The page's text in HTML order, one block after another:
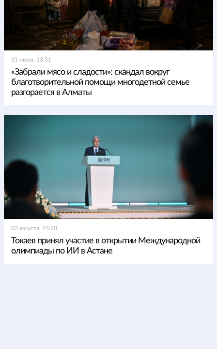
31 июля, 13:51
«Забрали мясо и сладости»: скандал вокруг
благотворительной помощи многодетной семье
разгорается в Алматы
03 августа, 15:20
Токаев принял участие в открытии Международной
олимпиады по ИИ в Астане